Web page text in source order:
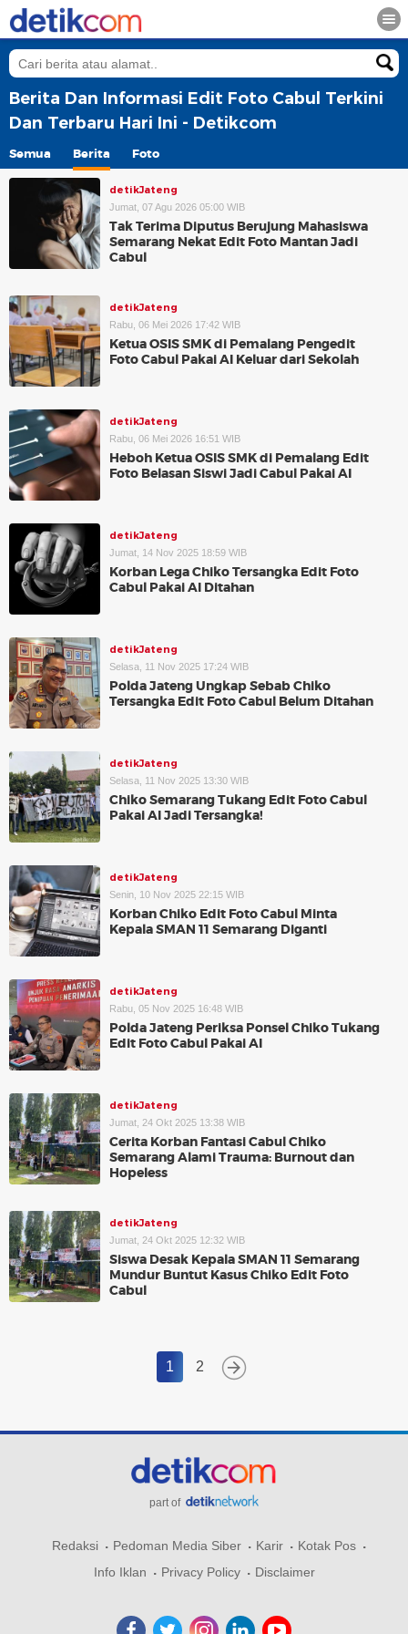
Berita Dan Informasi Edit Foto Cabul Terkini
Dan Terbaru Hari Ini - Detikcom
Semua Berita Foto
detikJateng
Jumat, 07 Agu 2026 05:00 WIB
Tak Terima Diputus Berujung Mahasiswa
Semarang Nekat Edit Foto Mantan Jadi
Cabul
detikJateng
Rabu, 06 Mei 2026 17:42 WIB
Ketua OSIS SMK di Pemalang Pengedit
Foto Cabul Pakai AI Keluar dari Sekolah
detikJateng
Rabu, 06 Mei 2026 16:51 WIB
Heboh Ketua OSIS SMK di Pemalang Edit
Foto Belasan Siswi Jadi Cabul Pakai AI
detikJateng
Jumat, 14 Nov 2025 18:59 WIB
Korban Lega Chiko Tersangka Edit Foto
Cabul Pakai AI Ditahan
detikJateng
Selasa, 11 Nov 2025 17:24 WIB
Polda Jateng Ungkap Sebab Chiko
Tersangka Edit Foto Cabul Belum Ditahan
detikJateng
Selasa, 11 Nov 2025 13:30 WIB
Chiko Semarang Tukang Edit Foto Cabul
Pakai AI Jadi Tersangka!
detikJateng
Senin, 10 Nov 2025 22:15 WIB
Korban Chiko Edit Foto Cabul Minta
Kepala SMAN 11 Semarang Diganti
detikJateng
Rabu, 05 Nov 2025 16:48 WIB
Polda Jateng Periksa Ponsel Chiko Tukang
Edit Foto Cabul Pakai AI
detikJateng
Jumat, 24 Okt 2025 13:38 WIB
Cerita Korban Fantasi Cabul Chiko
Semarang Alami Trauma: Burnout dan
Hopeless
detikJateng
Jumat, 24 Okt 2025 12:32 WIB
Siswa Desak Kepala SMAN 11 Semarang
Mundur Buntut Kasus Chiko Edit Foto
Cabul
1 2
part of
Redaksi Pedoman Media Siber Karir
Kotak Pos
Info Iklan
Privacy Policy Disclaimer